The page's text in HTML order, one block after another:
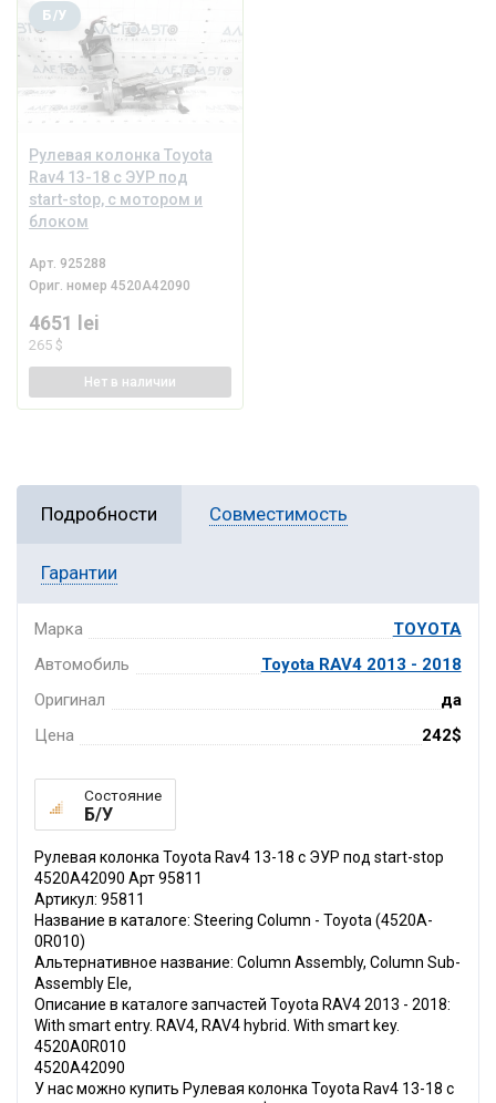
Рулевая колонка Toyota
Rav4 13-18 с ЭУР под
start-stop, с мотором и
блоком
Б/У
Арт. 925288
Ориг. номер4520A42090
4651 lei
265 $
Нет в наличии
Подробности Совместимость
Гарантии
Марка
TOYOTA
Автомобиль
Toyota RAV4 2013 - 2018
Оригинал
да
Цена
242$
Состояние
Б/У
Рулевая колонка Toyota Rav4 13-18 с ЭУР под start-stop
4520A42090 Арт 95811
Артикул: 95811
Название в каталоге: Steering Column - Toyota (4520A-
0R010)
Альтернативное название: Column Assembly, Column Sub-
Assembly Ele,
Описание в каталоге запчастей Toyota RAV4 2013 - 2018:
With smart entry. RAV4, RAV4 hybrid. With smart key.
4520A0R010
4520A42090
У нас можно купить Рулевая колонка Toyota Rav4 13-18 с